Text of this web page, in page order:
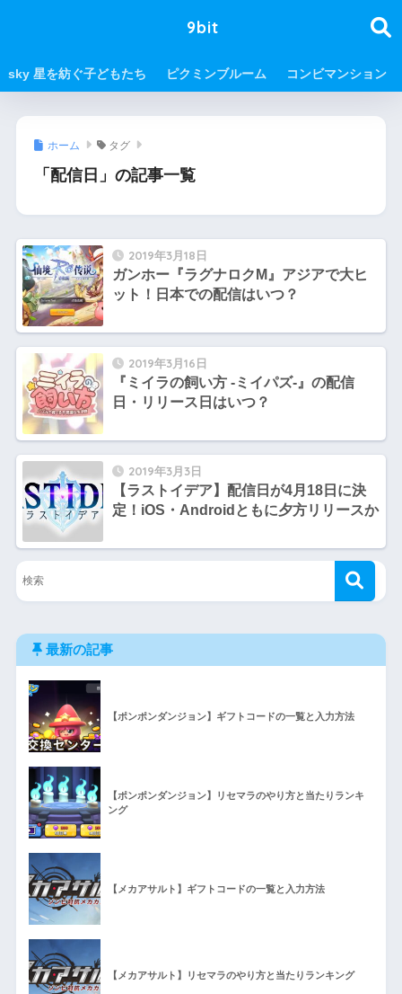
9bit
sky 星を紡ぐ子どもたち ピクミンブルーム コンビマンション
ホーム タグ
「配信日」の記事一覧
2019年3月18日
ガンホー『ラグナロクM』アジアで大ヒ
ット！日本での配信はいつ？
2019年3月16日
『ミイラの飼い方 -ミイパズ-』の配信
日・リリース日はいつ？
2019年3月3日
【ラストイデア】配信日が4月18日に決
定！iOS・Androidともに夕方リリースか
最新の記事
【ポンポンダンジョン】ギフトコードの一覧と入力方法
【ポンポンダンジョン】リセマラのやり方と当たりランキ
ング
【メカアサルト】ギフトコードの一覧と入力方法
【メカアサルト】リセマラのやり方と当たりランキング